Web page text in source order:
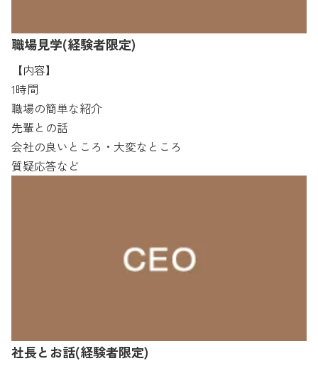
職場見学(経験者限定)
【内容】
1時間
職場の簡単な紹介
先輩との話
会社の良いところ・大変なところ
質疑応答など
社長とお話(経験者限定)